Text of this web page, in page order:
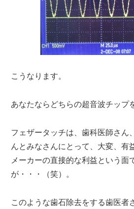
こうなります。
あなたならどちらの超音波チップ
フェザータッチは、歯科医師さん
んとみなさんにとって、大変、有
メーカーの直接的な利益という面
が・・・（笑）。
このような歯石除去をする歯医者